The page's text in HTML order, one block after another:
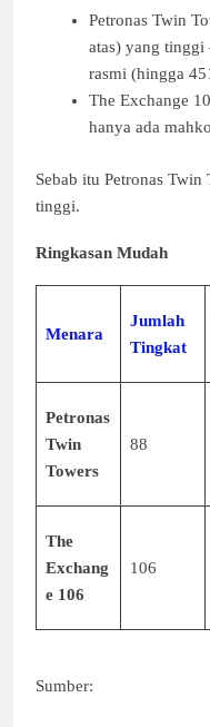
Petronas Twin
atas) yang
rasmi (hingga
The Exchange
hanya ada
Sebab itu Petronas
tinggi.
Ringkasan Mudah
Menara
Jumlah
Tingkat
Petronas
Twin
Towers
88
The
Exchang
e 106
106
Sumber: